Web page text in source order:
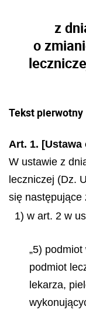
z
o
Tekst pierwotny
Art. 1. [Ustawa
W ustawie z
leczniczej (Dz.
się następujące
1) w art. 2 w
„5)
podmiot
lekarza,